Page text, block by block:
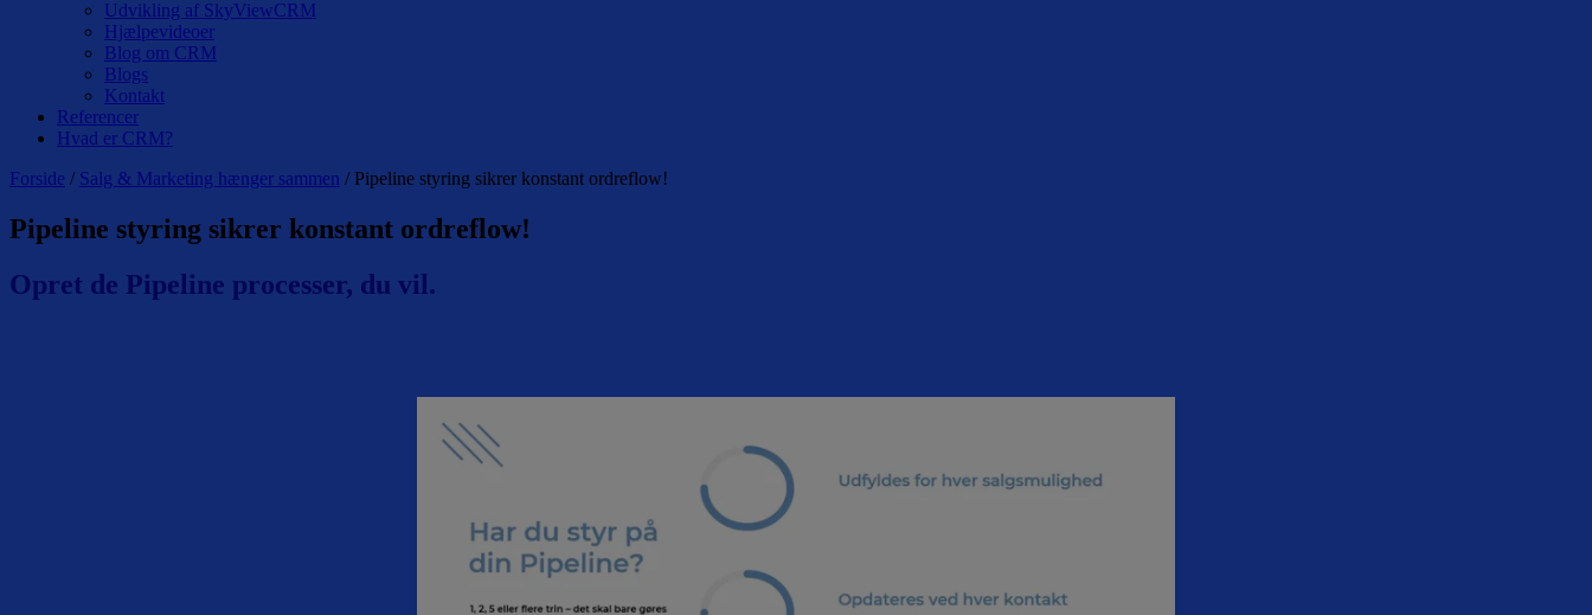
Udvikling af SkyViewCRM
Hjælpevideoer
Blog om CRM
Blogs
Kontakt
Referencer
Hvad er CRM?
Forside / Salg & Marketing hænger sammen / Pipeline styring sikrer konstant ordreflow!
Pipeline styring sikrer konstant ordreflow!
Opret de Pipeline processer, du vil.